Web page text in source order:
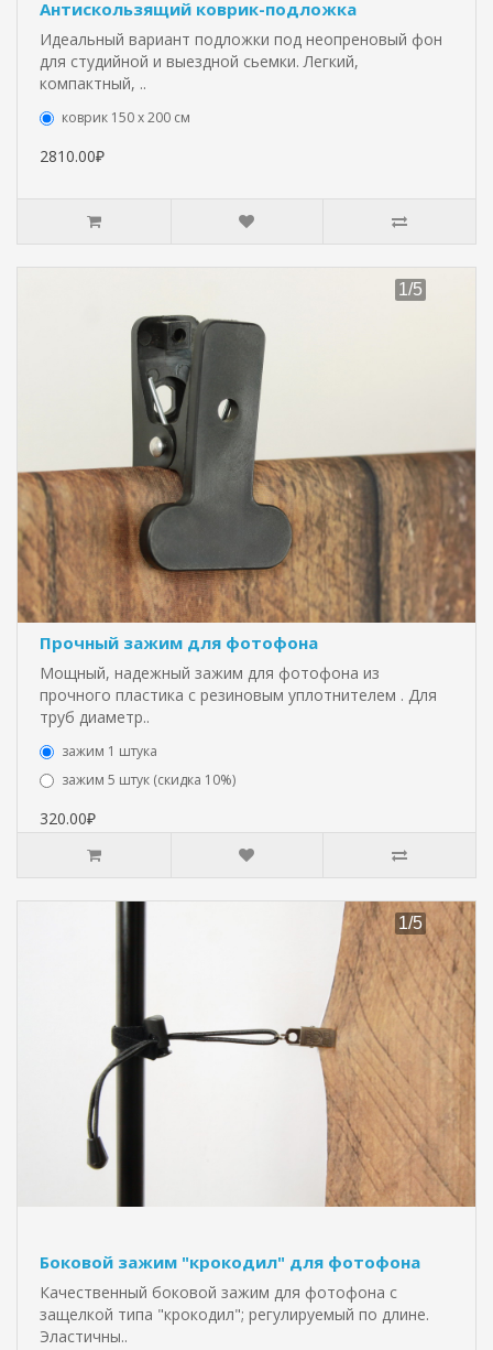
Антискользящий коврик-подложка
Идеальный вариант подложки под неопреновый фон
для студийной и выездной сьемки. Легкий,
компактный, ..
коврик 150 х 200 см
2810.00₽
Прочный зажим для фотофона
Мощный, надежный зажим для фотофона из
прочного пластика с резиновым уплотнителем . Для
труб диаметр..
зажим 1 штука
зажим 5 штук (скидка 10%)
320.00₽
Боковой зажим "крокодил" для фотофона
Качественный боковой зажим для фотофона с
защелкой типа "крокодил"; регулируемый по длине.
Эластичны..